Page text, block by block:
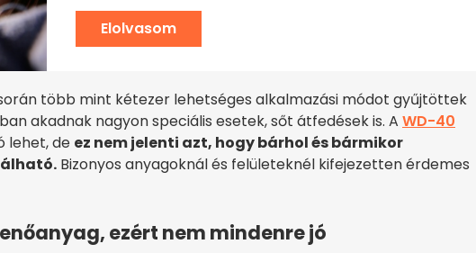
Elolvasom
több mint kétezer lehetséges alkalmazási módot gyűjtöttek
akadnak nagyon speciális esetek, sőt átfedések is. A WD-40
lehet, de ez nem jelenti azt, hogy bárhol és bármikor
Bizonyos anyagoknál és felületeknél kifejezetten érdemes
ezért nem mindenre jó